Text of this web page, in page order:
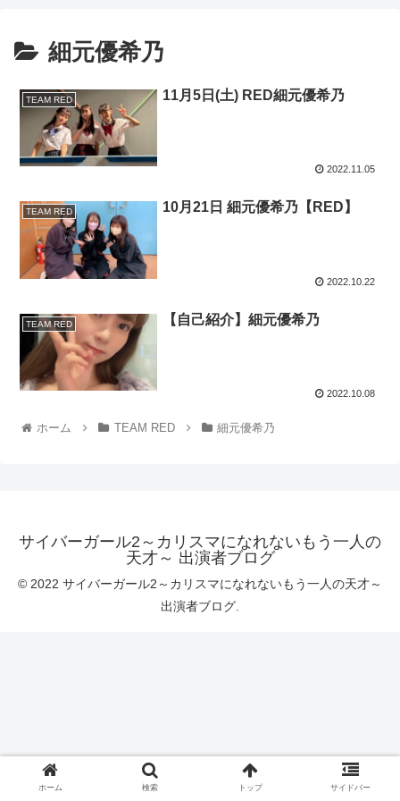
細元優希乃
TEAM RED 11月5日(土) RED細元優希乃
2022.11.05
TEAM RED 10月21日 細元優希乃【RED】
2022.10.22
TEAM RED 【自己紹介】細元優希乃
2022.10.08
ホーム TEAM RED 細元優希乃
サイバーガール2～カリスマになれないもう一人の
天才～ 出演者ブログ
© 2022 サイバーガール2～カリスマになれないもう一人の天才～
出演者ブログ.
ホーム 検索 トップ サイドバー